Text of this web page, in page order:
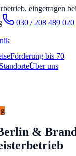
eingetragen
030 / 208 489 020
Förderung bis 70
StandorteÜber uns
&